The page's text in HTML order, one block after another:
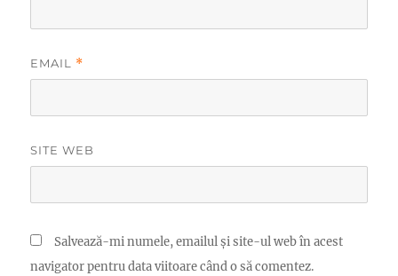
EMAIL *
SITE WEB
Salvează-mi numele, emailul și site-ul web în acest
navigator pentru data viitoare când o să comentez.